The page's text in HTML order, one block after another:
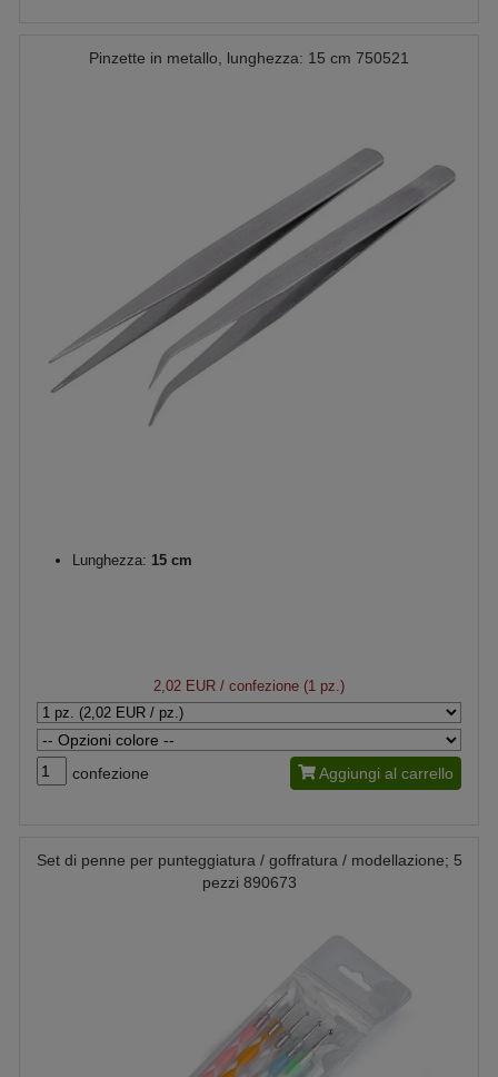
Pinzette in metallo, lunghezza: 15 cm 750521
Lunghezza: 15 cm
2,02 EUR / confezione (1 pz.)
confezione Aggiungi al carrello
Set di penne per punteggiatura / goffratura / modellazione; 5
pezzi 890673